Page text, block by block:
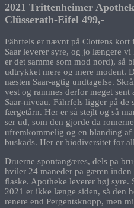
2021 Trittenheimer
Clüsserath-Eifel 499,-
Fährfels er nævnt på Clottens
Saar leverer syre, og jo længere
er det samme som mod nord), så
udtrykket mere og mere modent.
næsten Saar-agtig undtagelse.
vest og rammes derfor meget
Saar-niveau. Fährfels ligger på de
færgetårn. Her er så stejlt og så
ser ud, som den gjorde da
ufremkommelig og en blanding
buskads. Her er biodiversitet for
Druerne spontangæres, dels på
hviler 24 måneder på gæren inden
flaske. Apotheke leverer høj syre.
2021 er ikke længe siden, så den
renere end Pergentsknopp, men